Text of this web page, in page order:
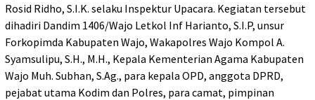
Rosid Ridho, S.I.K. selaku Inspektur Upacara. Kegiatan tersebut
dihadiri Dandim 1406/Wajo Letkol Inf Harianto, S.I.P, unsur
Forkopimda Kabupaten Wajo, Wakapolres Wajo Kompol A.
Syamsulipu, S.H., M.H., Kepala Kementerian Agama Kabupaten
Wajo Muh. Subhan, S.Ag., para kepala OPD, anggota DPRD,
pejabat utama Kodim dan Polres, para camat, pimpinan